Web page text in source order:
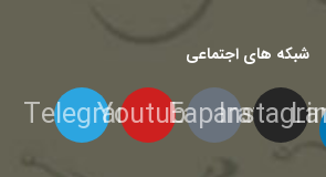
شبکه های اجتماعی
Eaparat
Youtube
Telegram